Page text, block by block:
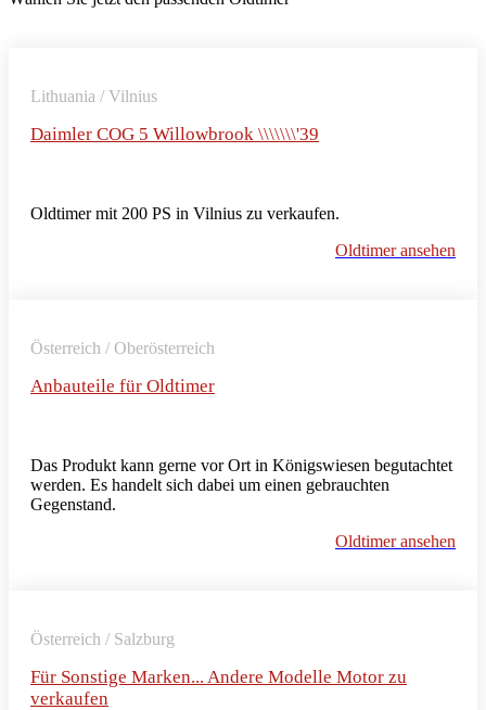
Lithuania / Vilnius
Daimler COG 5 Willowbrook \\\\\\\'39
Oldtimer mit 200 PS in Vilnius zu verkaufen.
Oldtimer ansehen
Österreich / Oberösterreich
Anbauteile für Oldtimer
Das Produkt kann gerne vor Ort in Königswiesen begutachtet
werden. Es handelt sich dabei um einen gebrauchten
Gegenstand.
Oldtimer ansehen
Österreich / Salzburg
Für Sonstige Marken... Andere Modelle Motor zu
verkaufen